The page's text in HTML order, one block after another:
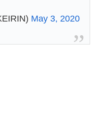
May 3, 2020